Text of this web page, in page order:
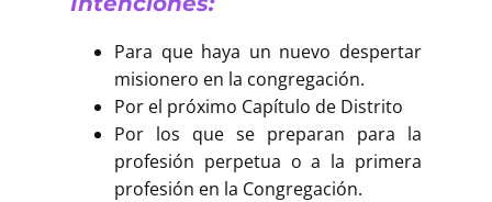
Para que haya un nuevo despertar
misionero en la congregación.
Por el próximo Capítulo de Distrito
Por los que se preparan para la
profesión perpetua o a la primera
profesión en la Congregación.